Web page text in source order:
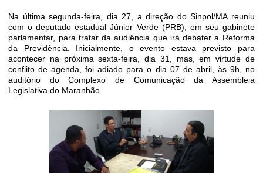
Na última segunda-feira, dia 27, a direção do Sinpol/MA reuniu
com o deputado estadual Júnior Verde (PRB), em seu gabinete
parlamentar, para tratar da audiência que irá debater a Reforma
da Previdência. Inicialmente, o evento estava previsto para
acontecer na próxima sexta-feira, dia 31, mas, em virtude de
conflito de agenda, foi adiado para o dia 07 de abril, às 9h, no
auditório do Complexo de Comunicação da Assembleia
Legislativa do Maranhão.